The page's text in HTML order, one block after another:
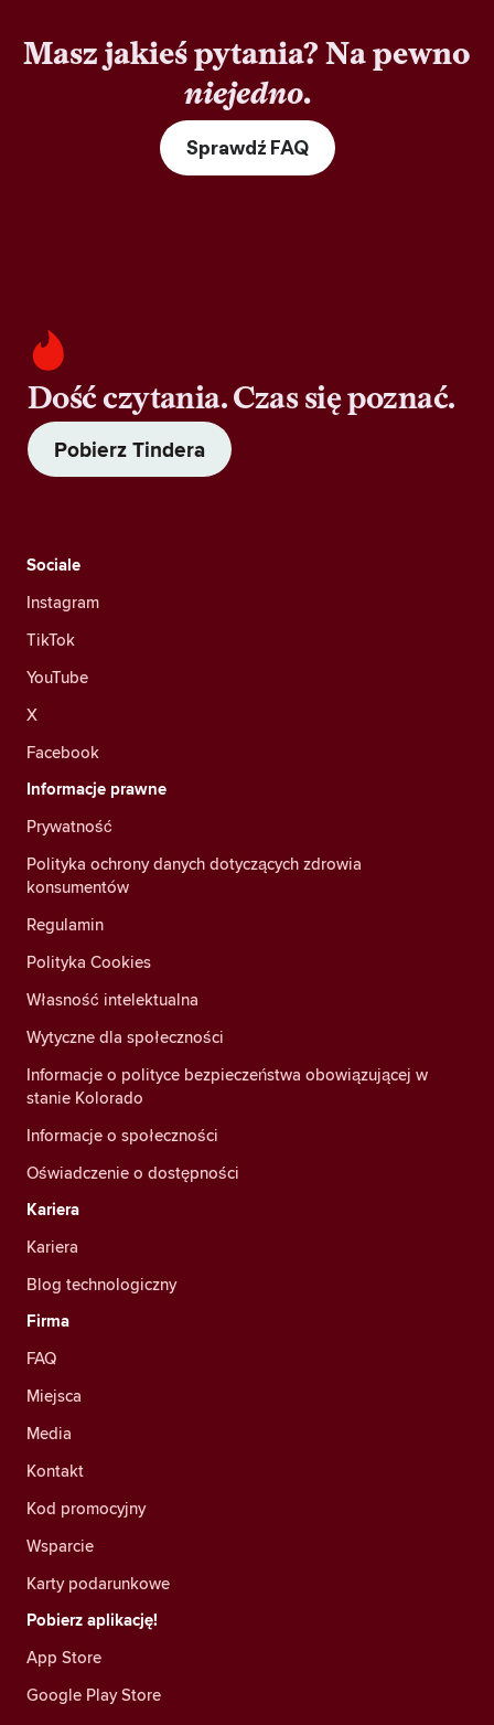
Masz jakieś pytania? Na pewno
niejedno.
Sprawdź FAQ
Dość czytania. Czas się poznać.
Pobierz Tindera
Sociale
Instagram
TikTok
YouTube
X
Facebook
Informacje prawne
Prywatność
Polityka ochrony danych dotyczących zdrowia
konsumentów
Regulamin
Polityka Cookies
Własność intelektualna
Wytyczne dla społeczności
Informacje o polityce bezpieczeństwa obowiązującej w
stanie Kolorado
Informacje o społeczności
Oświadczenie o dostępności
Kariera
Kariera
Blog technologiczny
Firma
FAQ
Miejsca
Media
Kontakt
Kod promocyjny
Wsparcie
Karty podarunkowe
Pobierz aplikację!
App Store
Google Play Store